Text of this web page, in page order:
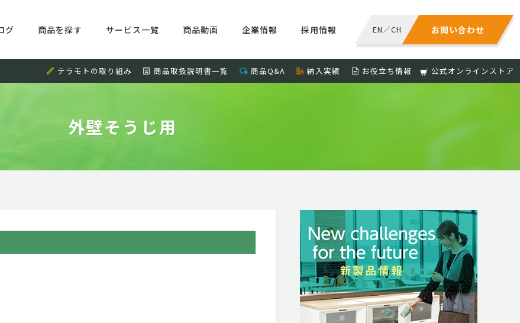
お問い合わせ
EN／CH
グ 商品を探す サービス一覧 商品動画 企業情報 採用情報
テラモトの取り組み 商品取扱説明書一覧 商品Q&A 納入実績 お役立ち情報 公式オンラインストア
外壁そうじ用